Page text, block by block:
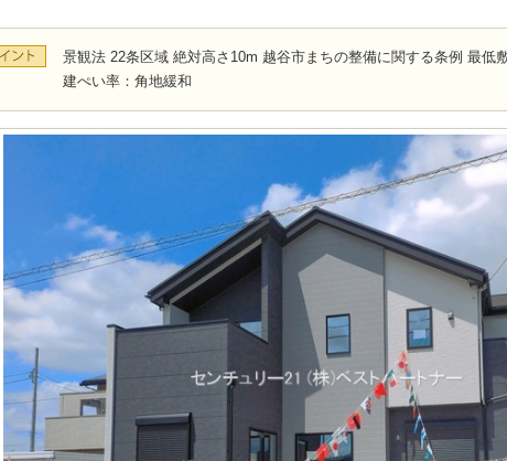
景観法 22条区域 絶対高さ10m 越谷市まちの整備に関する条例 最低
建ぺい率：角地緩和